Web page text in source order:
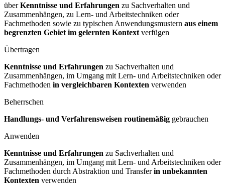
überKenntnisse und Erfahrungen zu Sachverhalten und
Zusammenhängen, zu Lern- und Arbeitstechniken oder
Fachmethoden sowie zu typischen Anwendungsmustern aus einem
begrenzten Gebiet im gelernten Kontext verfügen
Übertragen
Kenntnisse und Erfahrungen zu Sachverhalten und
Zusammenhängen, im Umgang mit Lern- und Arbeitstechniken oder
Fachmethoden in vergleichbaren Kontexten verwenden
Beherrschen
Handlungs- und Verfahrensweisen routinemäßig gebrauchen
Anwenden
Kenntnisse und Erfahrungen zu Sachverhalten und
Zusammenhängen, im Umgang mit Lern- und Arbeitstechniken oder
Fachmethoden durch Abstraktion und Transferin unbekannten
Kontexten verwenden